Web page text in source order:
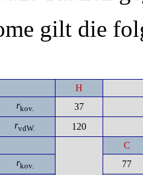
gilt die
H
rkov.
37
rvdW.
120
C
rkov. 77